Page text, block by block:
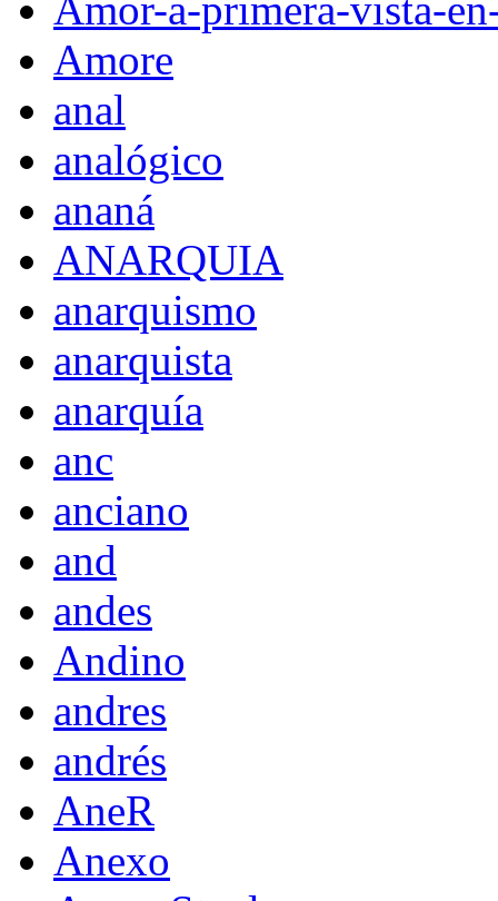
Amor-a-primera-vista-
Amore
anal
analógico
ananá
ANARQUIA
anarquismo
anarquista
anarquía
anc
anciano
and
andes
Andino
andres
andrés
AneR
Anexo